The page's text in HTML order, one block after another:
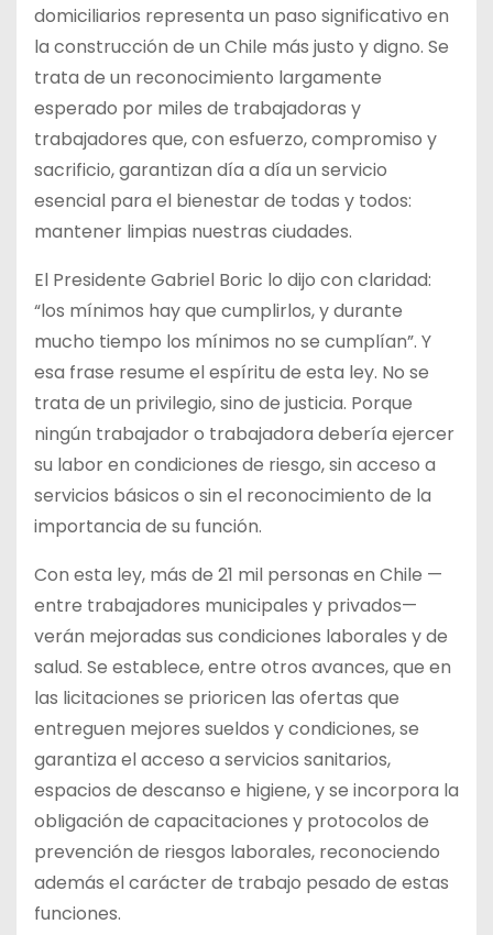
domiciliarios representa un paso significativo en
la construcción de un Chile más justo y digno. Se
trata de un reconocimiento largamente
esperado por miles de trabajadoras y
trabajadores que, con esfuerzo, compromiso y
sacrificio, garantizan día a día un servicio
esencial para el bienestar de todas y todos:
mantener limpias nuestras ciudades.
El Presidente Gabriel Boric lo dijo con claridad:
“los mínimos hay que cumplirlos, y durante
mucho tiempo los mínimos no se cumplían”. Y
esa frase resume el espíritu de esta ley. No se
trata de un privilegio, sino de justicia. Porque
ningún trabajador o trabajadora debería ejercer
su labor en condiciones de riesgo, sin acceso a
servicios básicos o sin el reconocimiento de la
importancia de su función.
Con esta ley, más de 21 mil personas en Chile —
entre trabajadores municipales y privados—
verán mejoradas sus condiciones laborales y de
salud. Se establece, entre otros avances, que en
las licitaciones se prioricen las ofertas que
entreguen mejores sueldos y condiciones, se
garantiza el acceso a servicios sanitarios,
espacios de descanso e higiene, y se incorpora la
obligación de capacitaciones y protocolos de
prevención de riesgos laborales, reconociendo
además el carácter de trabajo pesado de estas
funciones.